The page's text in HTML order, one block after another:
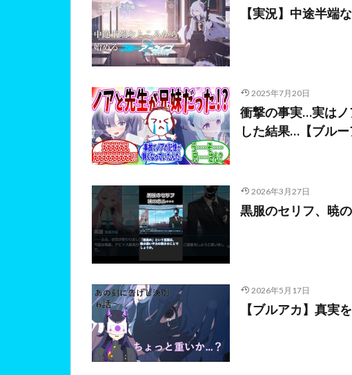
【実況】中途半端
2025年7月20日
衝撃の事実…実は
した結果…【ブルー
2026年3月27日
黒服のセリフ、暁
2026年5月17日
【ブルアカ】真実